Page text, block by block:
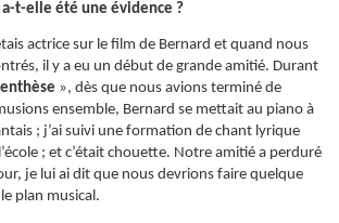
t-elle été une évidence ?
actrice sur le film de Bernard et quand nous
il y a eu un début de grande amitié. Durant
», dès que nous avions terminé de
ensemble, Bernard se mettait au piano à
; j’ai suivi une formation de chant lyrique
; et c’était chouette. Notre amitié a perduré
je lui ai dit que nous devrions faire quelque
plan musical.